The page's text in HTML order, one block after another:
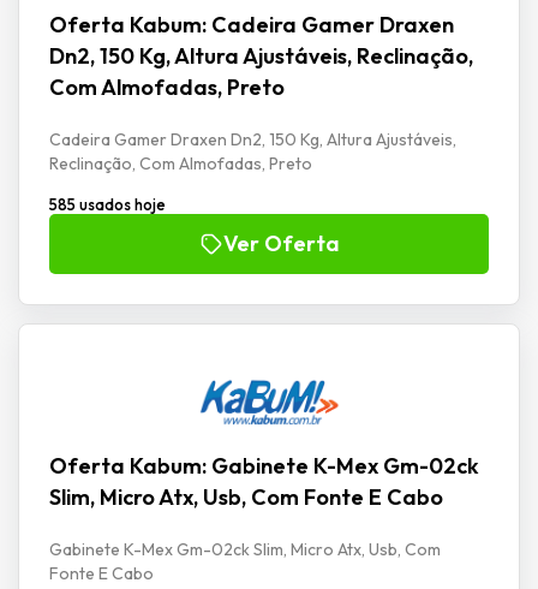
Oferta Kabum: Cadeira Gamer Draxen
Dn2, 150 Kg, Altura Ajustáveis, Reclinação,
Com Almofadas, Preto
Cadeira Gamer Draxen Dn2, 150 Kg, Altura Ajustáveis,
Reclinação, Com Almofadas, Preto
585 usados hoje
Ver Oferta
Oferta Kabum: Gabinete K-Mex Gm-02ck
Slim, Micro Atx, Usb, Com Fonte E Cabo
Gabinete K-Mex Gm-02ck Slim, Micro Atx, Usb, Com
Fonte E Cabo